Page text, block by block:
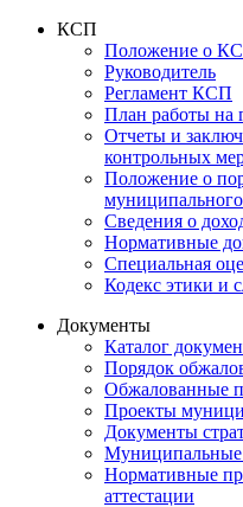
КСП
Положение о
Руководитель
Регламент КСП
План работы на
Отчеты и
контрольных
Положение о
Сведения о
Нормативные
Специальная
Кодекс этики и
Документы
Каталог
Порядок
Обжалованные
Проекты
Документы
Нормативные
аттестации